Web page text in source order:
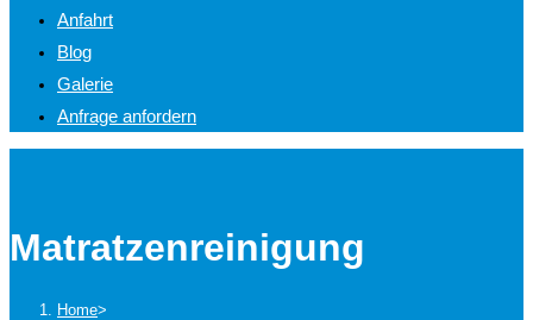
Anfahrt
Blog
Galerie
Anfrage anfordern
Matratzenreinigung
Home>